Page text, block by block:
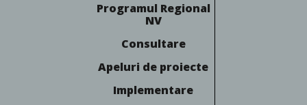
Programul Regional
NV
Consultare
Apeluri de proiecte
Implementare